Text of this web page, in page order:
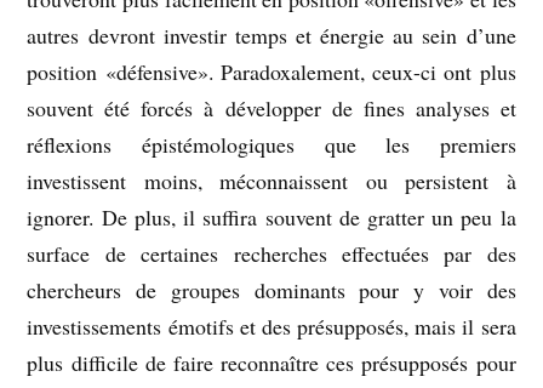
autres devront investir temps et énergie au sein d’une
position «défensive». Paradoxalement, ceux-ci ont plus
souvent été forcés à développer de fines analyses et
réflexions épistémologiques que les premiers
investissent moins, méconnaissent ou persistent à
ignorer. De plus, il suffira souvent de gratter un peu la
surface de certaines recherches effectuées par des
chercheurs de groupes dominants pour y voir des
investissements émotifs et des présupposés, mais il sera
plus difficile de faire reconnaître ces présupposés pour